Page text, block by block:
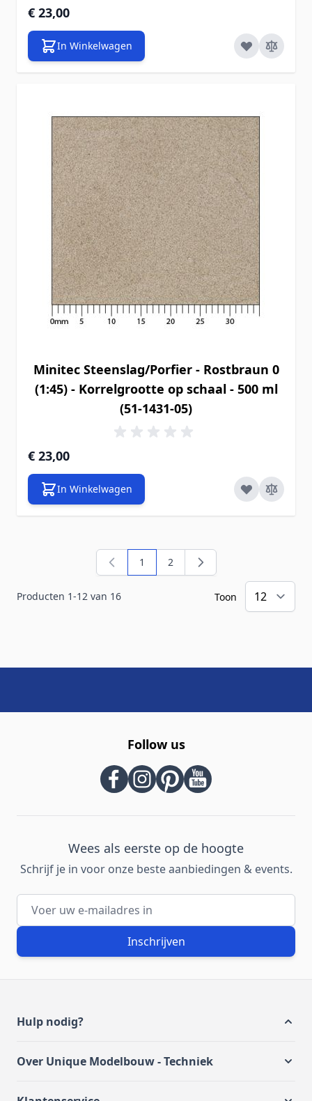
€ 23,00
In Winkelwagen
Minitec Steenslag/Porfier - Rostbraun 0
(1:45) - Korrelgrootte op schaal - 500 ml
(51-1431-05)
€ 23,00
In Winkelwagen
Producten 1-12 van 16
U lees momenteel pagina
1 Pagina
2
Toon
Follow us
Wees als eerste op de hoogte
Schrijf je in voor onze beste aanbiedingen & events.
E-mailadres
Inschrijven
Hulp nodig?
Over Unique Modelbouw - Techniek